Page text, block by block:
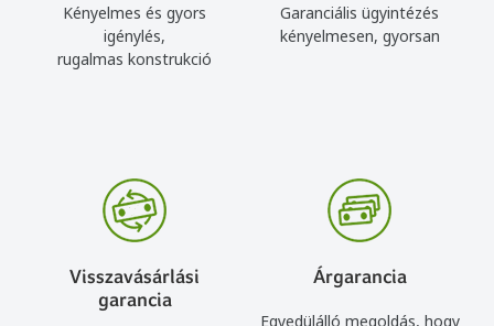
Kényelmes és gyors
igénylés,
rugalmas konstrukció
Garanciális ügyintézés
kényelmesen, gyorsan
Visszavásárlási
garancia
Árgarancia
Egyedülálló megoldás, hogy